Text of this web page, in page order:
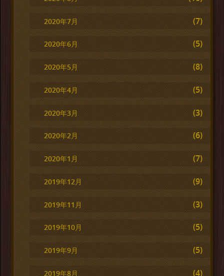
2020年7月 (7)
2020年6月 (5)
2020年5月 (8)
2020年4月 (5)
2020年3月 (3)
2020年2月 (6)
2020年1月 (7)
2019年12月 (9)
2019年11月 (3)
2019年10月 (5)
2019年9月 (5)
2019年8月 (4)